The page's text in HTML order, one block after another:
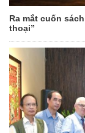
Ra mắt cuốn
thoại”